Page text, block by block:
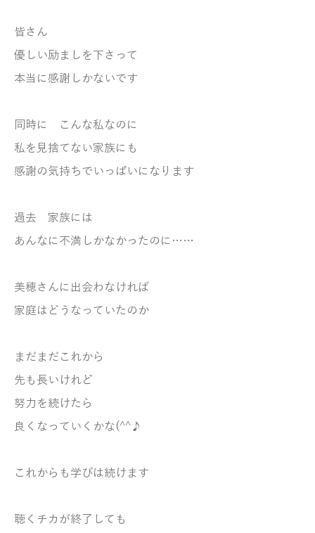
皆さん
優しい励ましを下さって
本当に感謝しかないです
同時に こんな私なのに
私を見捨てない家族にも
感謝の気持ちでいっぱいになります
過去 家族には
あんなに不満しかなかったのに……
美穂さんに出会わなければ
家庭はどうなっていたのか
まだまだこれから
先も長いけれど
努力を続けたら
良くなっていくかな(^^♪
これからも学びは続けます
聴くチカが終了しても